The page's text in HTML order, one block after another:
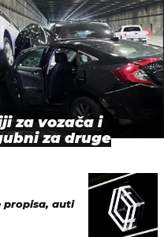
za vozača i
za druge
propisa, auti